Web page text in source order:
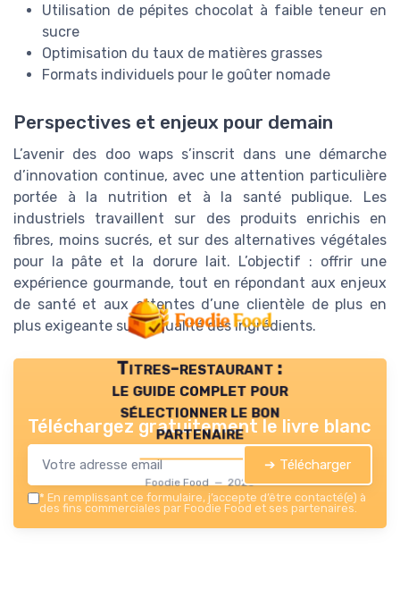
Utilisation de pépites chocolat à faible teneur en
sucre
Optimisation du taux de matières grasses
Formats individuels pour le goûter nomade
Perspectives et enjeux pour demain
L’avenir des doo waps s’inscrit dans une démarche
d’innovation continue, avec une attention particulière
portée à la nutrition et à la santé publique. Les
industriels travaillent sur des produits enrichis en
fibres, moins sucrés, et sur des alternatives végétales
pour la pâte et la dorure lait. L’objectif : offrir une
expérience gourmande, tout en répondant aux enjeux
de santé et aux attentes d’une clientèle de plus en
plus exigeante sur la qualité des ingrédients.
Titres-restaurant :
le guide complet pour
sélectionner le bon
partenaire
Foodie Food — 2026
Téléchargez gratuitement le livre blanc
➔ Télécharger
* En remplissant ce formulaire, j’accepte d’être contacté(e) à
des fins commerciales par Foodie Food et ses partenaires.